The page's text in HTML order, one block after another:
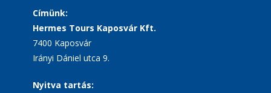
Címünk:
Hermes Tours Kaposvár Kft.
7400 Kaposvár
Irányi Dániel utca 9.
Nyitva tartás: